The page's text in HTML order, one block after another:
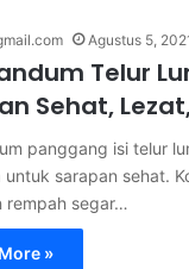
Agustus 5,
Telur
Sehat,
panggang isi telur
untuk sarapan sehat.
rempah segar…
»